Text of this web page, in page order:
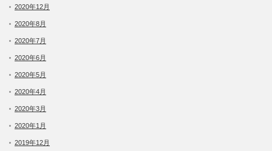
2020年12月
2020年8月
2020年7月
2020年6月
2020年5月
2020年4月
2020年3月
2020年1月
2019年12月